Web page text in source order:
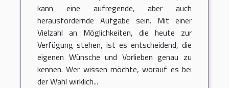
kann eine aufregende, aber auch
herausfordernde Aufgabe sein. Mit einer
Vielzahl an Möglichkeiten, die heute zur
Verfügung stehen, ist es entscheidend, die
eigenen Wünsche und Vorlieben genau zu
kennen. Wer wissen möchte, worauf es bei
der Wahl wirklich...